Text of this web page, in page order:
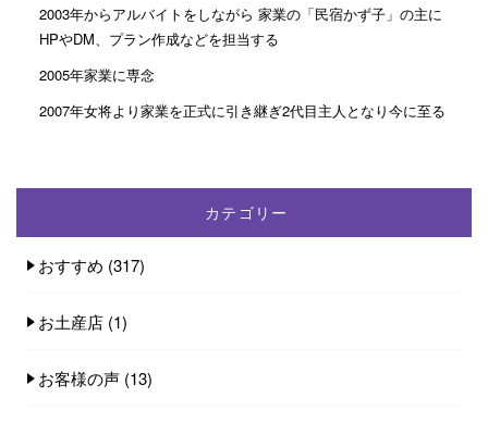
2003年からアルバイトをしながら 家業の「民宿かず子」の主に
HPやDM、プラン作成などを担当する
2005年家業に専念
2007年女将より家業を正式に引き継ぎ2代目主人となり今に至る
カテゴリー
おすすめ (317)
お土産店 (1)
お客様の声 (13)